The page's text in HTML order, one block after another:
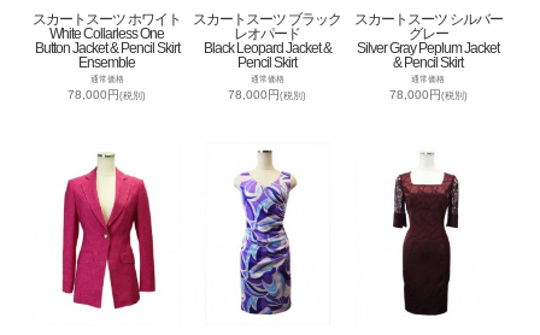
スカートスーツ ホワイト
White Collarless One
Button Jacket & Pencil Skirt
Ensemble
通常価格
78,000円(税別)
スカートスーツ ブラック
レオパード
Black Leopard Jacket &
Pencil Skirt
通常価格
78,000円(税別)
スカートスーツ シルバー
グレー
Silver Gray Peplum Jacket
& Pencil Skirt
通常価格
78,000円(税別)